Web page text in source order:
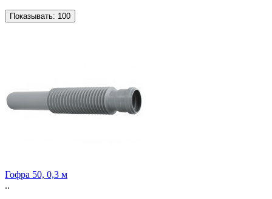
Показывать: 100
Гофра 50, 0,3 м
..